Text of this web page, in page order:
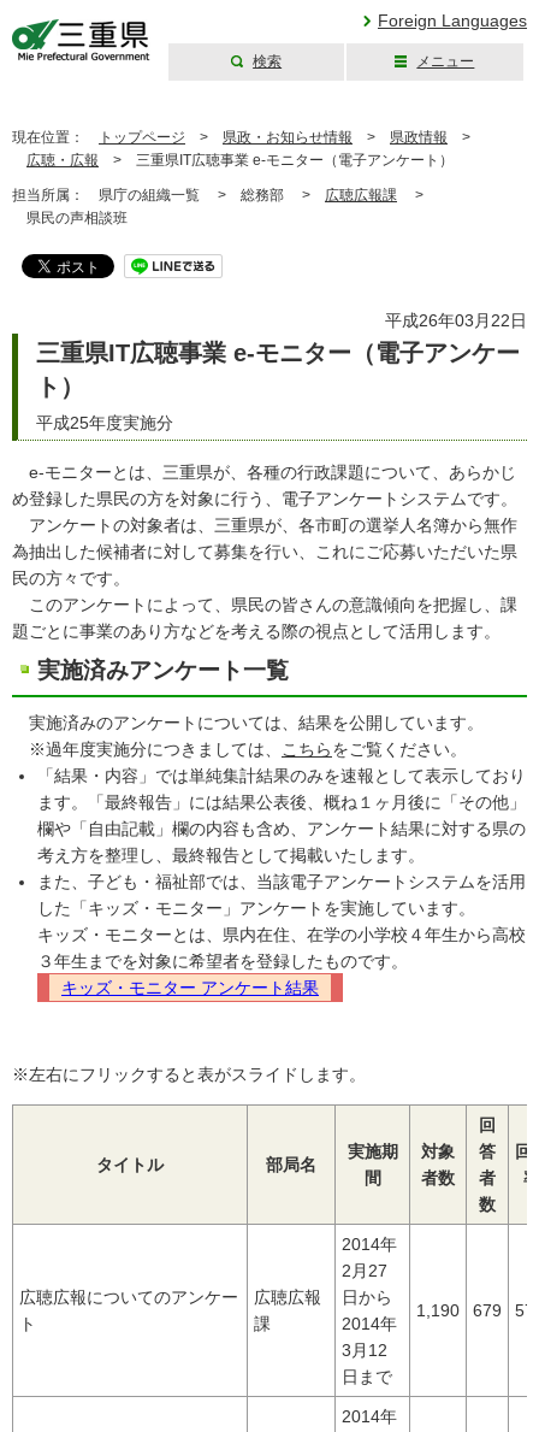
Foreign Languages
検索 メニュー
現在位置： トップページ > 県政・お知らせ情報 > 県政情報 >
広聴・広報 > 三重県IT広聴事業 e-モニター（電子アンケート）
担当所属： 県庁の組織一覧 > 総務部 > 広聴広報課 >
県民の声相談班
平成26年03月22日
三重県IT広聴事業 e-モニター（電子アンケー
ト）
平成25年度実施分
e-モニターとは、三重県が、各種の行政課題について、あらかじ
め登録した県民の方を対象に行う、電子アンケートシステムです。
アンケートの対象者は、三重県が、各市町の選挙人名簿から無作
為抽出した候補者に対して募集を行い、これにご応募いただいた県
民の方々です。
このアンケートによって、県民の皆さんの意識傾向を把握し、課
題ごとに事業のあり方などを考える際の視点として活用します。
実施済みアンケート一覧
実施済みのアンケートについては、結果を公開しています。
※過年度実施分につきましては、
こちらをご覧ください。
「結果・内容」では単純集計結果のみを速報として表示しており
ます。「最終報告」には結果公表後、概ね１ヶ月後に「その他」
欄や「自由記載」欄の内容も含め、アンケート結果に対する県の
考え方を整理し、最終報告として掲載いたします。
また、子ども・福祉部では、当該電子アンケートシステムを活用
した「キッズ・モニター」アンケートを実施しています。
キッズ・モニターとは、県内在住、在学の小学校４年生から高校
３年生までを対象に希望者を登録したものです。
キッズ・モニター アンケート結果
※左右にフリックすると表がスライドします。
タイトル 部局名
実施期
間
対象
者数
回
答
者
数
回
率
広聴広報についてのアンケー
ト
広聴広報
課
2014年
2月27
日から
2014年
3月12
日まで
1,190 679
2014年